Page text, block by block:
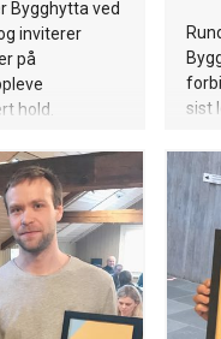
Bygghytta ved
inviterer
på
hold.
sist
på